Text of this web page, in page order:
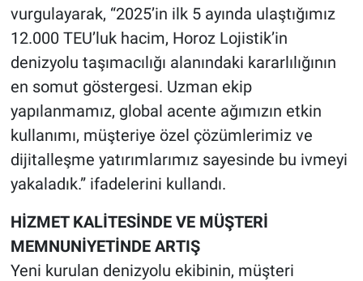
vurgulayarak, “2025’in ilk 5 ayında ulaştığımız
12.000 TEU’luk hacim, Horoz Lojistik’in
denizyolu taşımacılığı alanındaki kararlılığının
en somut göstergesi. Uzman ekip
yapılanmamız, global acente ağımızın etkin
kullanımı, müşteriye özel çözümlerimiz ve
dijitalleşme yatırımlarımız sayesinde bu ivmeyi
yakaladık.” ifadelerini kullandı.
HİZMET KALİTESİNDE VE MÜŞTERİ
MEMNUNİYETİNDE ARTIŞ
Yeni kurulan denizyolu ekibinin, müşteri